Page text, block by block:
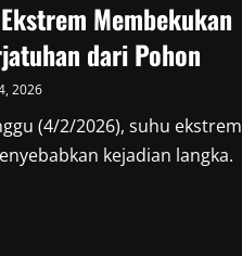
Membekukan
dari Pohon
2026
(4/2/2026), suhu ekstrem
kejadian langka.